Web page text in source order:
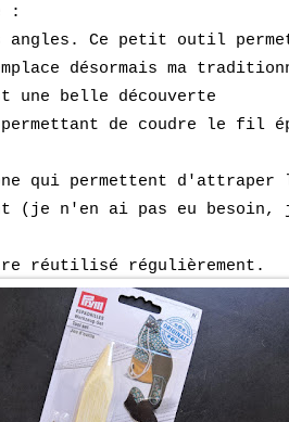
:
Ce petit outil
désormais ma
belle découverte
de coudre le fil
qui permettent
(je n'en ai pas eu
réutilisé régulièrement.